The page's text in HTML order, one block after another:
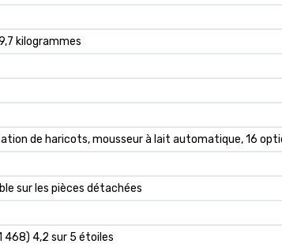
kilogrammes
de haricots, mousseur à lait automatique, 16
sur les pièces détachées
468) 4,2 sur 5 étoiles